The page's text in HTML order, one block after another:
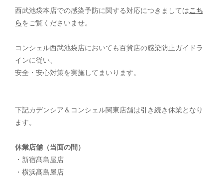
西武池袋本店での感染予防に関する対応につきましてはこち
らをご覧くださいませ。
コンシェル西武池袋店においても百貨店の感染防止ガイドラ
インに従い、
安全・安心対策を実施してまいります。
下記カデンシア＆コンシェル関東店舗は引き続き休業となり
ます。
休業店舗（当面の間）
・新宿髙島屋店
・横浜髙島屋店